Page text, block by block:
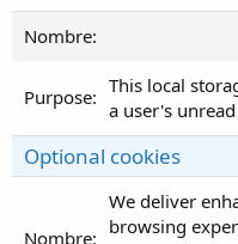
This local
a user's
Optional cookies
We deliver
browsing